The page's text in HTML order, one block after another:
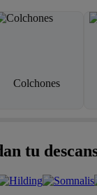
Colchones
tu